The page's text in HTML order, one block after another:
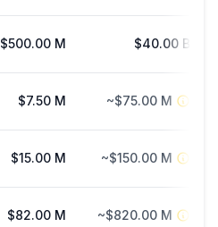
$500.00 M $40.00 B
$7.50 M ~$75.00 M
$15.00 M ~$150.00 M
$82.00 M ~$820.00 M